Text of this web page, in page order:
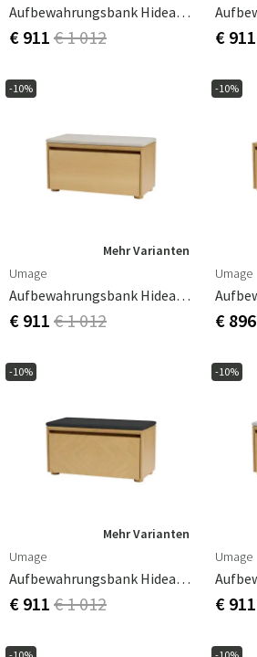
Aufbewahrungsbank Hideaway Eiche – Sterling
€ 911 € 1 012 € 911
-10%
Mehr Varianten
Umage
Aufbewahrungsbank Hideaway Eiche – White Sands
€ 911 € 1 012
-10%
Umage
€ 896
-10%
Mehr Varianten
Umage
Aufbewahrungsbank Hideaway Gitter – Shadow
€ 911 € 1 012
-10%
Umage
€ 911